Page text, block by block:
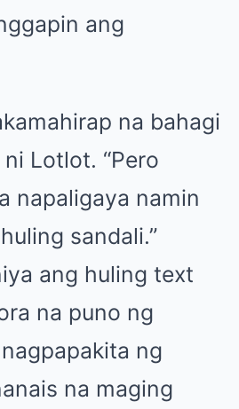
ang
na bahagi
Lotlot. “Pero
napaligaya namin
sandali.”
ang huling text
na puno ng
ng
na maging